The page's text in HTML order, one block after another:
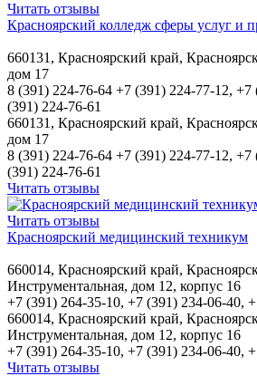
Читать отзывы
Красноярский колледж сферы услуг и
660131, Красноярский край,
дом 17
8 (391) 224-76-64 +7 (391) 224-77-12, +7
(391) 224-76-61
660131, Красноярский край,
дом 17
8 (391) 224-76-64 +7 (391) 224-77-12, +7
(391) 224-76-61
Читать отзывы
Читать отзывы
Красноярский медицинский техникум
660014, Красноярский край,
Инструментальная, дом 12, корпус 16
+7 (391) 264-35-10, +7 (391) 234-06-40,
660014, Красноярский край,
Инструментальная, дом 12, корпус 16
+7 (391) 264-35-10, +7 (391) 234-06-40,
Читать отзывы